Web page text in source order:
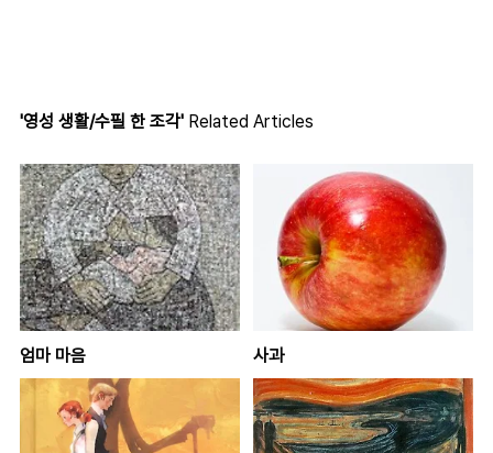
'영성 생활/수필 한 조각' Related Articles
엄마 마음 사과